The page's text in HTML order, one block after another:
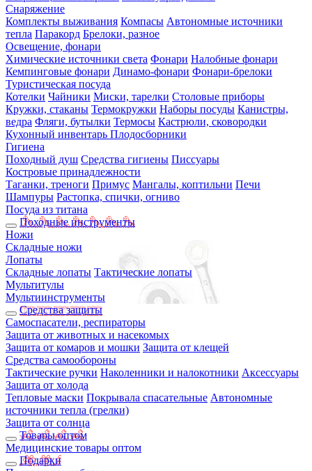
Снаряжение
Комплекты выживания Компасы Автономные источники
тепла Паракорд Брелоки, разное
Освещение, фонари
Химические источники света Фонари Налобные фонари
Кемпинговые фонари Динамо-фонари Фонари-брелоки
Туристическая посуда
Котелки Чайники Миски, тарелки Столовые приборы
Кружки, стаканы Термокружки Наборы посуды Канистры,
ведра Фляги, бутылки Термосы Кастрюли, сковородки
Кухонный инвентарь Плодосборники
Гигиена
Походный душ Средства гигиены Писсуары
Костровые принадлежности
Таганки, треноги Примус Мангалы, коптильни Печи
Шампуры Растопка, спички, огниво
Посуда из титана
Походные инструменты
Ножи
Складные ножи
Лопаты
Складные лопаты Тактические лопаты
Мультитулы
Мультиинструменты
Средства защиты
Самоспасатели, респираторы
Защита от животных и насекомых
Защита от комаров и мошки Защита от клещей
Средства самообороны
Тактические ручки Наколенники и налокотники Аксессуары
Защита от холода
Тепловые маски Покрывала спасательные Автономные
источники тепла (грелки)
Защита от солнца
Товары оптом
Медицинские товары оптом
Подарки